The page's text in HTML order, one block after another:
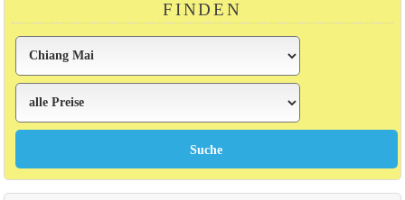
FINDEN